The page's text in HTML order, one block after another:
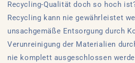
Recycling-Qualität doch so hoch
Recycling kann nie gewährleistet
unsachgemäße Entsorgung durch
Verunreinigung der Materialien
nie komplett ausgeschlossen